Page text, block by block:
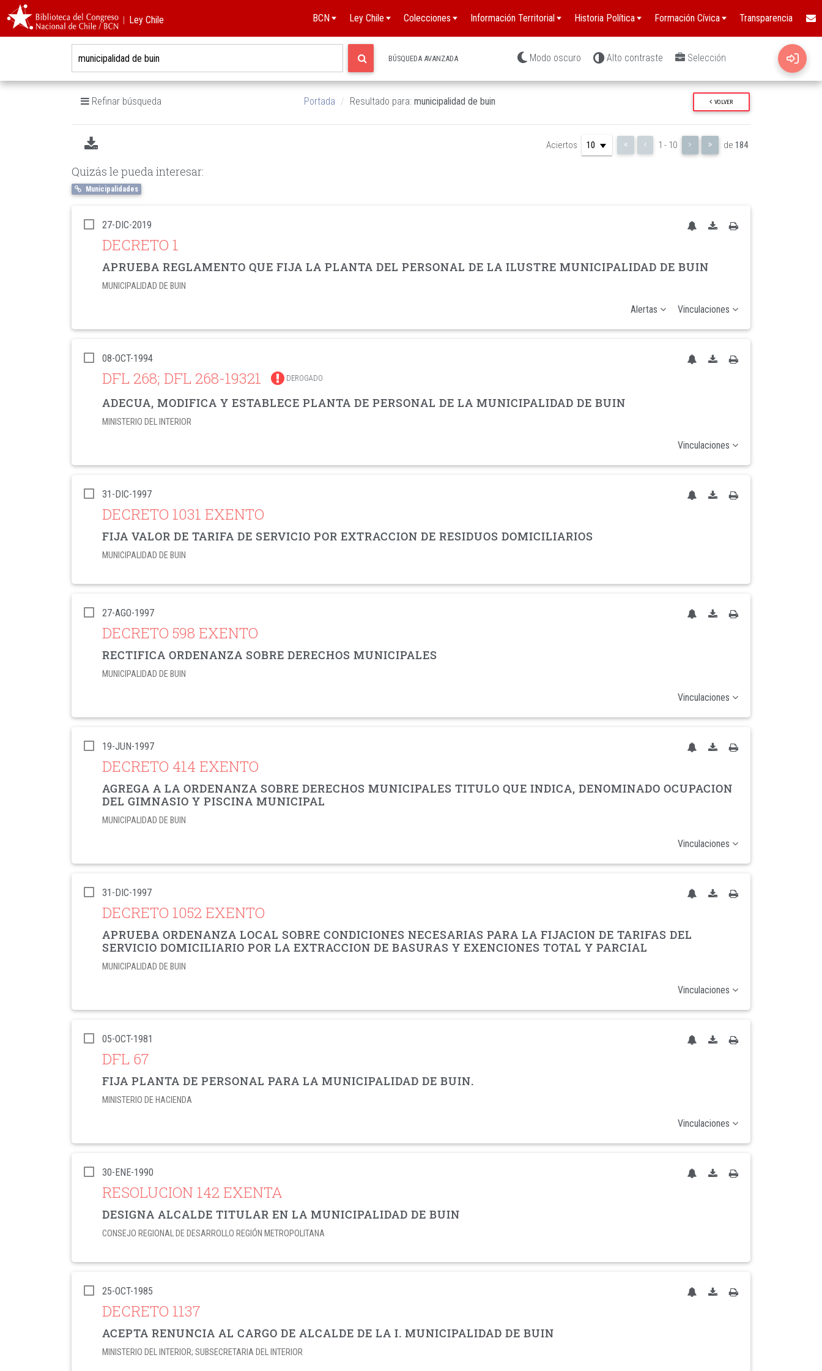
︱Ley Chile BCN Ley Chile Colecciones Información Territorial Historia Política Formación Cívica Transparencia
BÚSQUEDA AVANZADA Modo oscuro Alto contraste Selección
Refinar búsqueda Portada Resultado para: municipalidad de buin VOLVER
Aciertos 1 - 10 de 184
Quizás le pueda interesar:
Municipalidades
27-DIC-2019
DECRETO 1
APRUEBA REGLAMENTO QUE FIJA LA PLANTA DEL PERSONAL DE LA ILUSTRE MUNICIPALIDAD DE BUIN
MUNICIPALIDAD DE BUIN
Alertas Vinculaciones
08-OCT-1994
DFL 268; DFL 268-19321 DEROGADO
ADECUA, MODIFICA Y ESTABLECE PLANTA DE PERSONAL DE LA MUNICIPALIDAD DE BUIN
MINISTERIO DEL INTERIOR
Vinculaciones
31-DIC-1997
DECRETO 1031 EXENTO
FIJA VALOR DE TARIFA DE SERVICIO POR EXTRACCION DE RESIDUOS DOMICILIARIOS
MUNICIPALIDAD DE BUIN
27-AGO-1997
DECRETO 598 EXENTO
RECTIFICA ORDENANZA SOBRE DERECHOS MUNICIPALES
MUNICIPALIDAD DE BUIN
Vinculaciones
19-JUN-1997
DECRETO 414 EXENTO
AGREGA A LA ORDENANZA SOBRE DERECHOS MUNICIPALES TITULO QUE INDICA, DENOMINADO OCUPACION
DEL GIMNASIO Y PISCINA MUNICIPAL
MUNICIPALIDAD DE BUIN
Vinculaciones
31-DIC-1997
DECRETO 1052 EXENTO
APRUEBA ORDENANZA LOCAL SOBRE CONDICIONES NECESARIAS PARA LA FIJACION DE TARIFAS DEL
SERVICIO DOMICILIARIO POR LA EXTRACCION DE BASURAS Y EXENCIONES TOTAL Y PARCIAL
MUNICIPALIDAD DE BUIN
Vinculaciones
05-OCT-1981
DFL 67
FIJA PLANTA DE PERSONAL PARA LA MUNICIPALIDAD DE BUIN.
MINISTERIO DE HACIENDA
Vinculaciones
30-ENE-1990
RESOLUCION 142 EXENTA
DESIGNA ALCALDE TITULAR EN LA MUNICIPALIDAD DE BUIN
CONSEJO REGIONAL DE DESARROLLO REGIÓN METROPOLITANA
25-OCT-1985
DECRETO 1137
ACEPTA RENUNCIA AL CARGO DE ALCALDE DE LA I. MUNICIPALIDAD DE BUIN
MINISTERIO DEL INTERIOR; SUBSECRETARIA DEL INTERIOR